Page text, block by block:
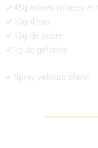
✔45g mûres mixées et
✔10g d’eau
✔10g de sucre
✔1g de gélatine
+ Spray velours blanc